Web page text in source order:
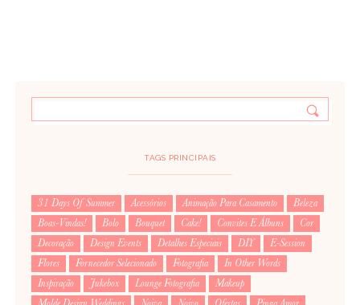
TAGS PRINCIPAIS
31 Days Of Summer Acessórios Animação Para Casamento
Beleza
Boas-Vindas!
Bolo Bouquet Cake! Convites E Álbuns
Cor
Decoração
Design Events Detalhes Especiais DIY
E-Session
Flores
Fornecedor Selecionado Fotografia
In Other Words
Inspiração
Jukebox Lounge Fotografia
Makeup